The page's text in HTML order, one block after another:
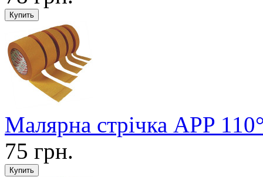
Малярна стрічка APP
75 грн.